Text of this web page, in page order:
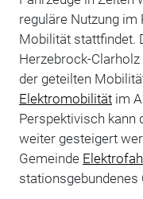
reguläre Nutzung im
Mobilität stattfindet.
Herzebrock-
der geteilten
Elektromobilitätim
Perspektivisch kann
weiter gesteigert
Gemeinde
stationsgebundenes